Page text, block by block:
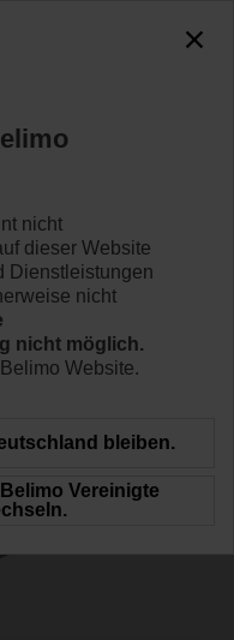
nicht
dieser Website
Dienstleistungen
nicht
nicht möglich.
Website.
bleiben.
Vereinigte